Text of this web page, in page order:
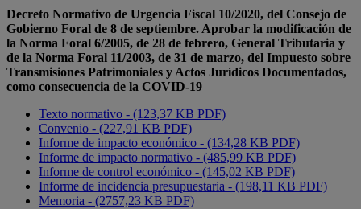
Decreto Normativo de Urgencia Fiscal 10/2020, del Consejo de
Gobierno Foral de 8 de septiembre. Aprobar la modificación de
la Norma Foral 6/2005, de 28 de febrero, General Tributaria y
de la Norma Foral 11/2003, de 31 de marzo, del Impuesto sobre
Transmisiones Patrimoniales y Actos Jurídicos Documentados,
como consecuencia de la COVID-19
Texto normativo - (123,37 KB PDF)
Convenio - (227,91 KB PDF)
Informe de impacto económico - (134,28 KB PDF)
Informe de impacto normativo - (485,99 KB PDF)
Informe de control económico - (145,02 KB PDF)
Informe de incidencia presupuestaria - (198,11 KB PDF)
Memoria - (2757,23 KB PDF)